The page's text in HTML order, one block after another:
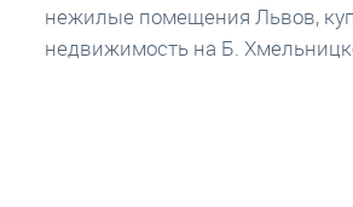
залог недвижимости. Купить в
нужно знать? Консультация от